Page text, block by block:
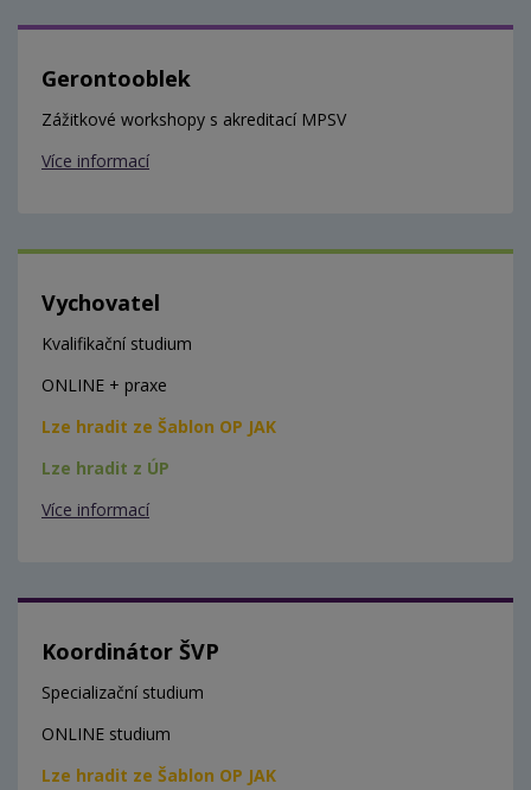
Gerontooblek
Zážitkové workshopy s akreditací MPSV
Více informací
Vychovatel
Kvalifikační studium
ONLINE + praxe
Lze hradit ze Šablon OP JAK
Lze hradit z ÚP
Více informací
Koordinátor ŠVP
Specializační studium
ONLINE studium
Lze hradit ze Šablon OP JAK